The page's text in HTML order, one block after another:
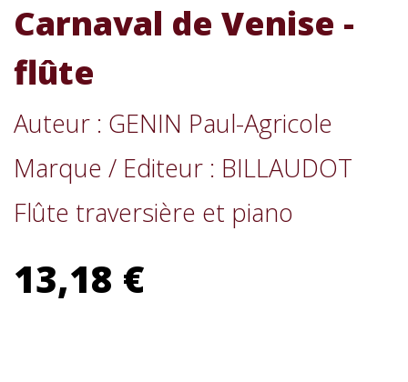
Carnaval de Venise -
flûte
Auteur : GENIN Paul-Agricole
Marque / Editeur : BILLAUDOT
Flûte traversière et piano
13,18 €